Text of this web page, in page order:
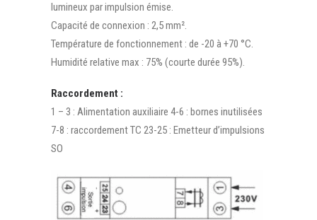
lumineux par impulsion émise.
Capacité de connexion : 2,5 mm².
Température de fonctionnement : de -20 à +70 °C.
Humidité relative max : 75% (courte durée 95%).
Raccordement :
1 – 3 : Alimentation auxiliaire 4-6 : bornes inutilisées
7-8 : raccordement TC 23-25 : Emetteur d’impulsions
SO